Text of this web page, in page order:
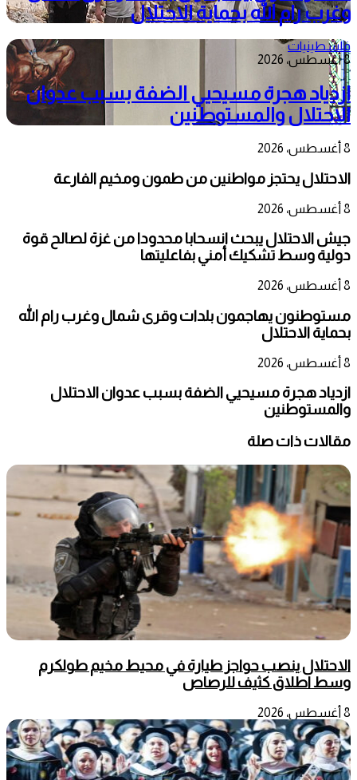
وغرب رام الله بحماية الاحتلال
فلسطينيات
8 أغسطس، 2026
ازدياد هجرة مسيحيي الضفة بسبب عدوان
الاحتلال والمستوطنين
8 أغسطس، 2026
الاحتلال يحتجز مواطنين من طمون ومخيم الفارعة
8 أغسطس، 2026
جيش الاحتلال يبحث انسحابا محدودا من غزة لصالح قوة
دولية وسط تشكيك أمني بفاعليتها
8 أغسطس، 2026
مستوطنون يهاجمون بلدات وقرى شمال وغرب رام الله
بحماية الاحتلال
8 أغسطس، 2026
ازدياد هجرة مسيحيي الضفة بسبب عدوان الاحتلال
والمستوطنين
مقالات ذات صلة
الاحتلال ينصب حواجز طيارة في محيط مخيم طولكرم
وسط اطلاق كثيف للرصاص
8 أغسطس، 2026